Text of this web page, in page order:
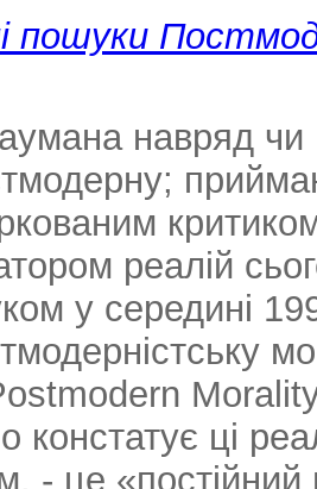
пошуки
навряд чи
реалій
у середині
констатує ці
- це «постійний